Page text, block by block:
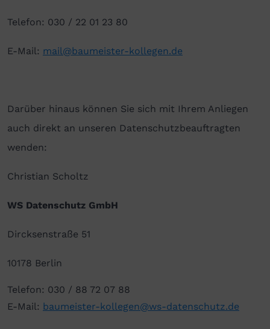
Telefon: 030 / 22 01 23 80
E-Mail: mail@baumeister-kollegen.de
Darüber hinaus können Sie sich mit Ihrem Anliegen
auch direkt an unseren Datenschutzbeauftragten
wenden:
Christian Scholtz
WS Datenschutz GmbH
Dircksenstraße 51
10178 Berlin
Telefon: 030 / 88 72 07 88
E-Mail: baumeister-kollegen@ws-datenschutz.de